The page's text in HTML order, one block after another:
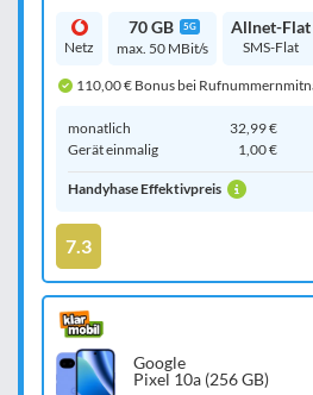
Netz
70 GB 5G
max. 50 MBit/s
Allnet-Flat
SMS-Flat
110,00 € Bonus bei
monatlich
32,99 €
Gerät einmalig
1,00 €
Handyhase Effektivpreis
7.3
Google
Pixel 10a (256 GB)